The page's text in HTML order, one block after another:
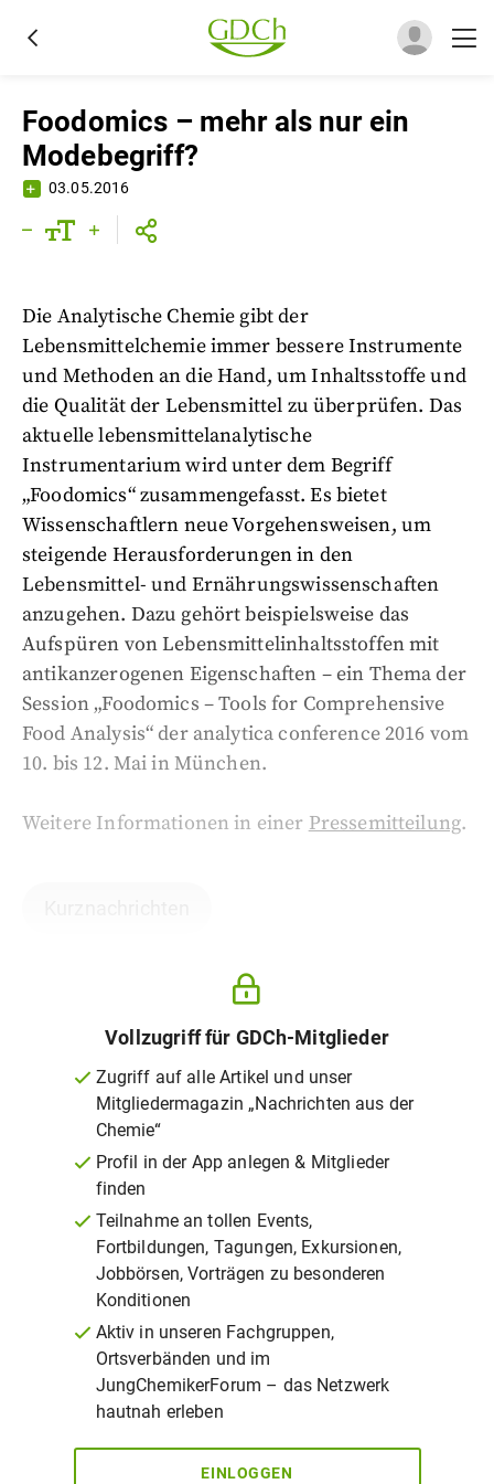
Foodomics – mehr als nur ein
Modebegriff?
03.05.2016
Die Analytische Chemie gibt der
Lebensmittelchemie immer bessere Instrumente
und Methoden an die Hand, um Inhaltsstoffe und
die Qualität der Lebensmittel zu überprüfen. Das
aktuelle lebensmittelanalytische
Instrumentarium wird unter dem Begriff
„Foodomics“ zusammengefasst. Es bietet
Wissenschaftlern neue Vorgehensweisen, um
steigende Herausforderungen in den
Lebensmittel- und Ernährungswissenschaften
anzugehen. Dazu gehört beispielsweise das
Aufspüren von Lebensmittelinhaltsstoffen mit
antikanzerogenen Eigenschaften – ein Thema der
Session „Foodomics – Tools for Comprehensive
Food Analysis“ der analytica conference 2016 vom
10. bis 12. Mai in München.
Weitere Informationen in einer Pressemitteilung.
Vollzugriff für GDCh-Mitglieder
Zugriff auf alle Artikel und unser
Mitgliedermagazin „Nachrichten aus der
Chemie“
Profil in der App anlegen & Mitglieder
finden
Teilnahme an tollen Events,
Fortbildungen, Tagungen, Exkursionen,
Jobbörsen, Vorträgen zu besonderen
Konditionen
Aktiv in unseren Fachgruppen,
Ortsverbänden und im
JungChemikerForum – das Netzwerk
hautnah erleben
EINLOGGEN